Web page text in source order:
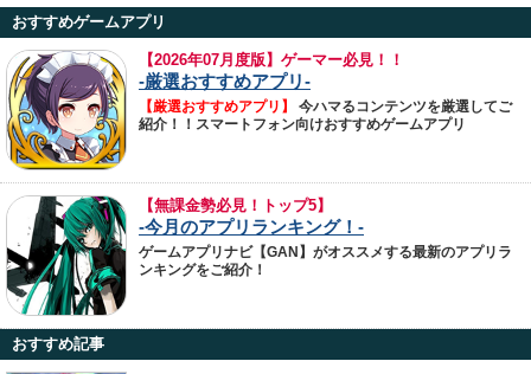
おすすめゲームアプリ
【2026年07月度版】ゲーマー必見！！
-厳選おすすめアプリ-
【厳選おすすめアプリ】
今ハマるコンテンツを厳選してご
紹介！！スマートフォン向けおすすめゲームアプリ
【無課金勢必見！トップ5】
-今月のアプリランキング！-
ゲームアプリナビ【GAN】がオススメする最新のアプリラ
ンキングをご紹介！
おすすめ記事